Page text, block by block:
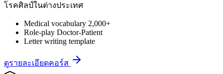
โรคศิลป์ในต่างประเทศ
Medical vocabulary 2,000+
Role-play Doctor-Patient
Letter writing template
ดูรายละเอียดคอร์ส